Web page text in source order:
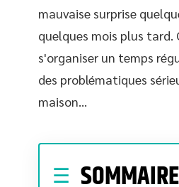
mauvaise surprise
quelques mois plus tard.
s'organiser un temps
des problématiques
maison…
SOMMAIRE